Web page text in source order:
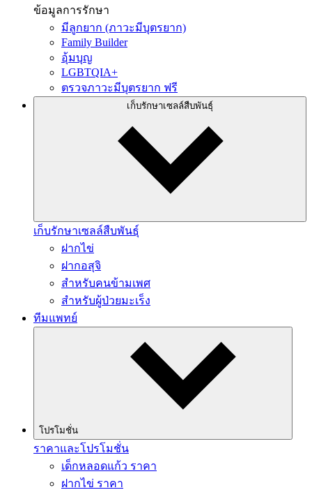
ข้อมูลการรักษา
มีลูกยาก (ภาวะมีบุตรยาก)
Family Builder
อุ้มบุญ
LGBTQIA+
ตรวจภาวะมีบุตรยาก ฟรี
เก็บรักษาเซลล์สืบพันธุ์
เก็บรักษาเซลล์สืบพันธุ์
ฝากไข่
ฝากอสุจิ
สำหรับคนข้ามเพศ
สำหรับผู้ป่วยมะเร็ง
ทีมแพทย์
โปรโมชั่น
ราคาและโปรโมชั่น
เด็กหลอดแก้ว ราคา
ฝากไข่ ราคา